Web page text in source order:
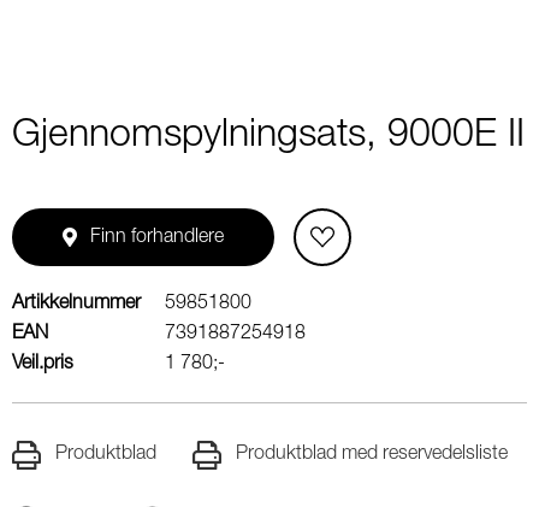
Gjennomspylningsats, 9000E II
Finn forhandlere
Artikkelnummer
59851800
EAN
7391887254918
Veil.pris
1 780;-
Produktblad Produktblad med reservedelsliste